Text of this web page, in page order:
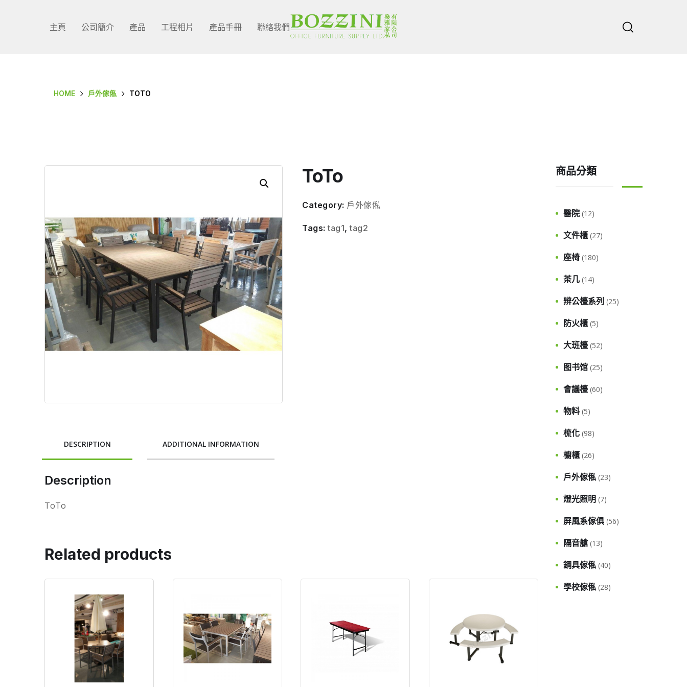
主頁 公司簡介 產品 工程相片 產品手冊 聯絡我們
HOME 戶外傢俬 TOTO
ToTo
Category: 戶外傢俬
Tags:tag1,tag2
DESCRIPTION ADDITIONAL INFORMATION
Description
ToTo
Related products
商品分類
醫院 (12)
文件櫃 (27)
座椅 (180)
茶几 (14)
辨公檯系列 (25)
防火櫃 (5)
大班檯 (52)
图书馆 (25)
會議檯 (60)
物料 (5)
梳化 (98)
櫥櫃 (26)
戶外傢俬 (23)
燈光照明 (7)
屏風系傢俱 (56)
隔音艙 (13)
鋼具傢俬 (40)
學校傢俬 (28)